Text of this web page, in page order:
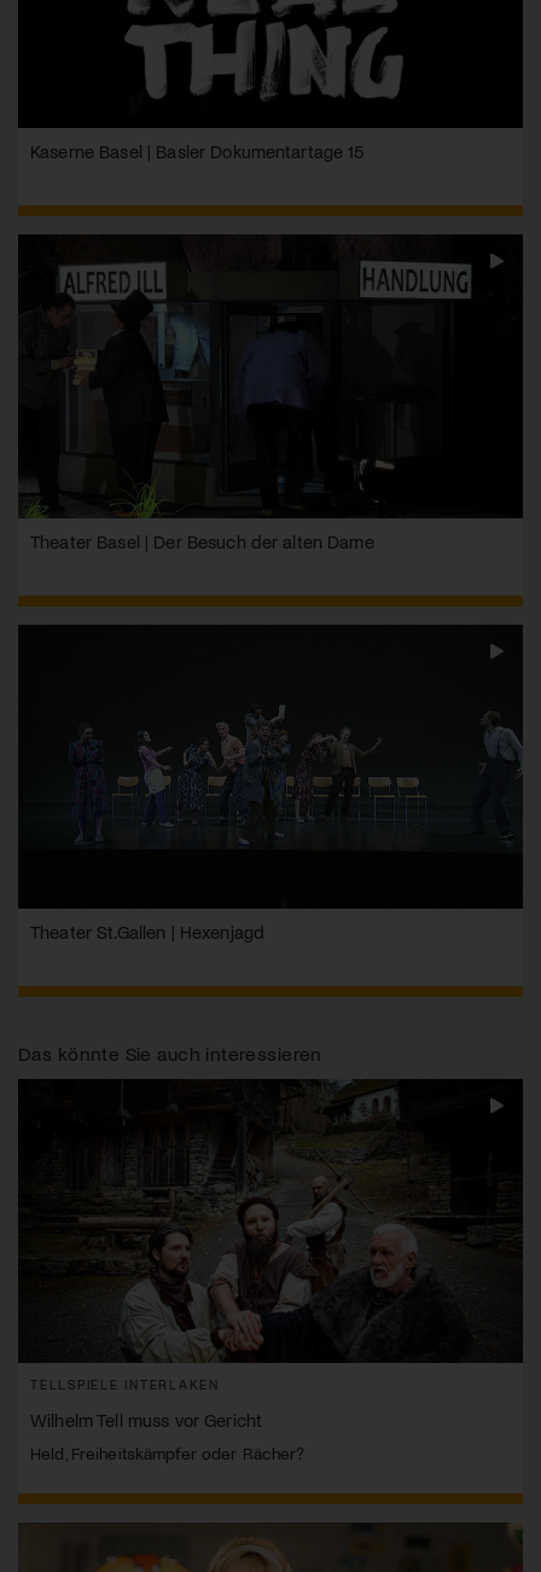
Kaserne Basel | Basler Dokumentartage 15
Theater Basel | Der Besuch der alten Dame
Theater St.Gallen | Hexenjagd
Das könnte Sie auch interessieren
TELLSPIELE INTERLAKEN
Wilhelm Tell muss vor Gericht
Held, Freiheitskämpfer oder Rächer?